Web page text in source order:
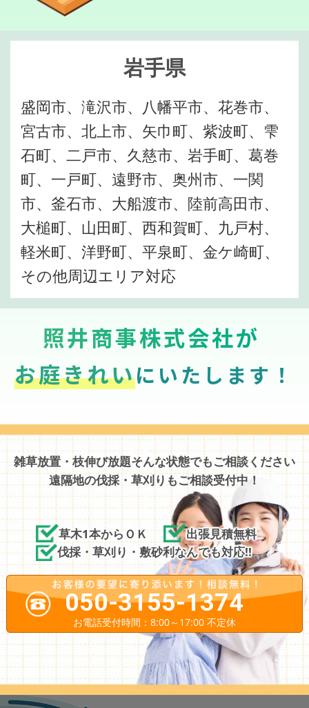
岩手県
盛岡市、滝沢市、八幡平市、花巻市、
宮古市、北上市、矢巾町、紫波町、雫
石町、二戸市、久慈市、岩手町、葛巻
町、一戸町、遠野市、奥州市、一関
市、釜石市、大船渡市、陸前高田市、
大槌町、山田町、西和賀町、九戸村、
軽米町、洋野町、平泉町、金ケ崎町、
その他周辺エリア対応
照井商事株式会社が
お庭きれいにいたします！
雑草放置・枝伸び放題そんな状態でもご相談ください
遠隔地の伐採・草刈りもご相談受付中！
草木1本からＯＫ
出張見積無料
伐採・草刈り・敷砂利なんでも対応!!
050-3155-1374
お電話受付時間：8:00～17:00 不定休